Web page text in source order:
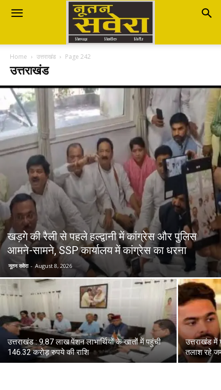
Nutan
Savera
नूतन
सवेरा
Breaking
News
LIVE
Home उत्तराखंड Page 242
उत्तराखंड
खड़गे की रैली से पहले हल्द्वानी में कांग्रेस और पुलिस
आमने-सामने, SSP कार्यालय में कांग्रेस का धरना
नूतन सवेरा - August 8, 2026
उत्तराखंड : 9.87 लाख पेंशन लाभार्थियों के खातों में पहुंची
146.32 करोड़ रुपये की राशि
उत्तराखंड
तलाश रहे